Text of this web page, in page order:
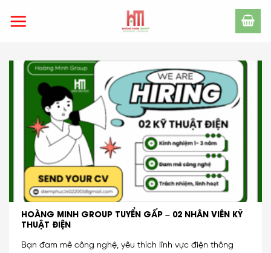
HOÀNG MINH GROUP TUYỂN GẤP – 02 NHÂN VIÊN KỸ
THUẬT ĐIỆN
Bạn đam mê công nghệ, yêu thích lĩnh vực điện thông